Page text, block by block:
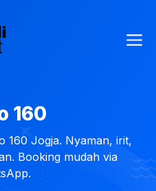
160
160 Jogja. Nyaman, irit,
Booking mudah via